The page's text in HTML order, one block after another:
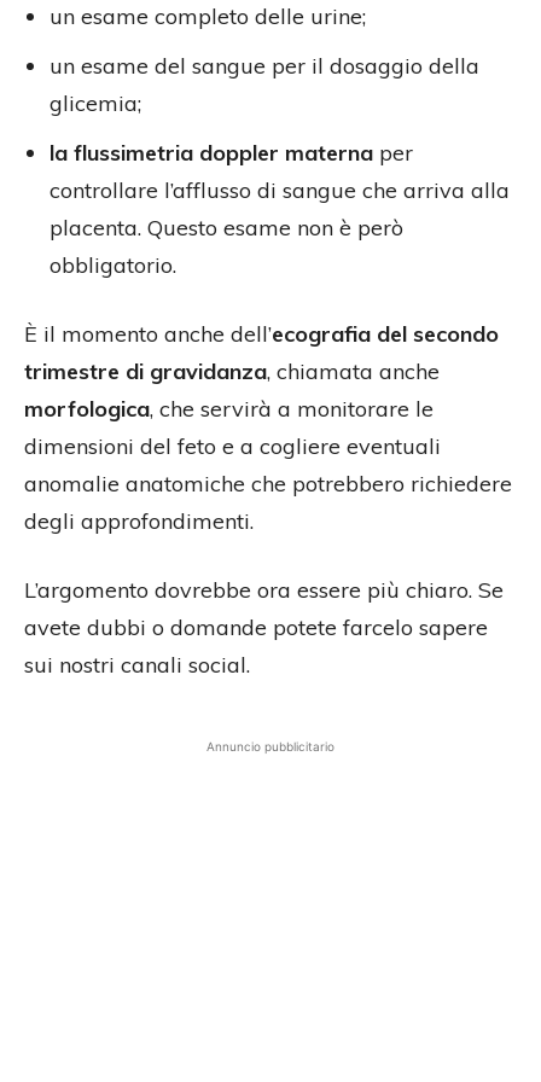
un esame completo delle urine;
un esame del sangue per il dosaggio della
glicemia;
la flussimetria doppler materna per
controllare l’afflusso di sangue che arriva alla
placenta. Questo esame non è però
obbligatorio.
È il momento anche dell’ecografia del secondo
trimestre di gravidanza, chiamata anche
morfologica, che servirà a monitorare le
dimensioni del feto e a cogliere eventuali
anomalie anatomiche che potrebbero richiedere
degli approfondimenti.
L’argomento dovrebbe ora essere più chiaro. Se
avete dubbi o domande potete farcelo sapere
sui nostri canali social.
Annuncio pubblicitario